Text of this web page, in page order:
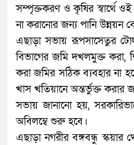
সম্পৃক্তকরণ ও কৃষির স্বার্থে
না করানোর জন্য পানি উন্নয়ন
এছাড়া সভায় রূপসাসেতুর
বিভাগের জমি দখলমুক্ত করা,
করা জমির সঠিক ব্যবহার না
খাস খতিয়ানে অন্তর্ভুক্ত করার
সভায় জানানো হয়,
অবিলম্বে শুরু হবে।
এছাড়া নগরীর বঙ্গবন্ধু স্কয়ার